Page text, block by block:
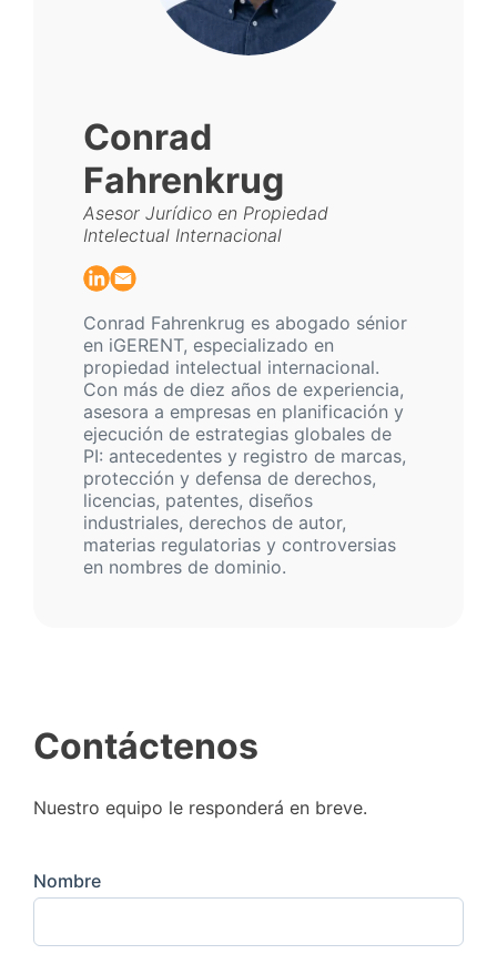
Conrad
Fahrenkrug
Asesor Jurídico en Propiedad
Intelectual Internacional
Conrad Fahrenkrug es abogado sénior
en iGERENT, especializado en
propiedad intelectual internacional.
Con más de diez años de experiencia,
asesora a empresas en planificación y
ejecución de estrategias globales de
PI: antecedentes y registro de marcas,
protección y defensa de derechos,
licencias, patentes, diseños
industriales, derechos de autor,
materias regulatorias y controversias
en nombres de dominio.
Contáctenos
Nuestro equipo le responderá en breve.
Nombre